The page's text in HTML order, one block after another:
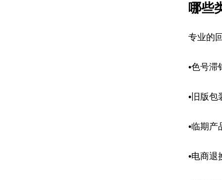
哪些
专业的
•色号滞
•旧版包
•临期
•电商